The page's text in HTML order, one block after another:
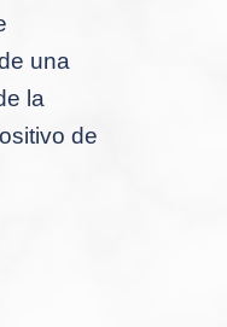
una
la
de